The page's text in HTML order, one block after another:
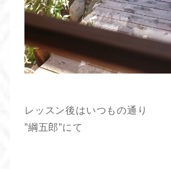
レッスン後はいつもの通り
”綱五郎”にて